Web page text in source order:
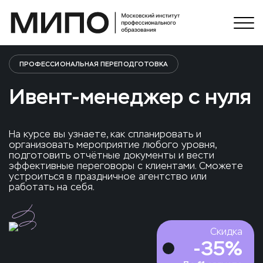
ПРОФЕССИОНАЛЬНАЯ ПЕРЕПОДГОТОВКА
Ивент-менеджер с нуля
Скидка
-35%
На курсе вы узнаете, как спланировать и
организовать мероприятие любого уровня,
подготовить отчётные документы и вести
эффективные переговоры с клиентами. Сможете
устроиться в праздничное агентство или
работать на себя.